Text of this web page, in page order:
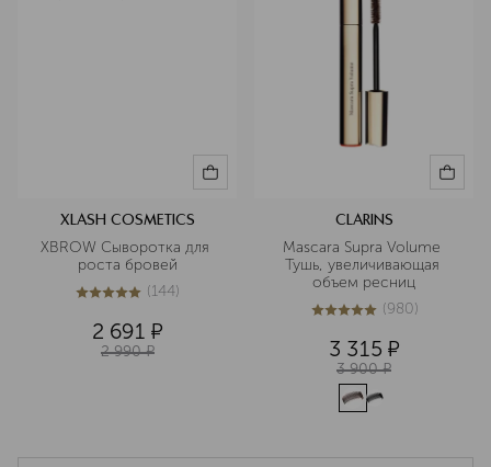
XLASH COSMETICS
XBROW Сыворотка для
роста бровей
5из 5144 (144)
2 691 ¤
2 990 ¤
CLARINS
Mascara Supra Volume
Тушь, увеличивающая
объем ресниц
5из 5980 (980)
3 315 ¤
3 900 ¤